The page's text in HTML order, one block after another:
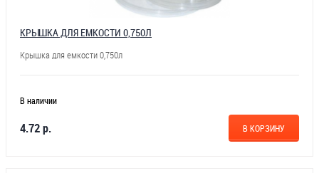
КРЫШКА ДЛЯ ЕМКОСТИ 0,750Л
Крышка для емкости 0,750л
В наличии
4.72 р. В КОРЗИНУ